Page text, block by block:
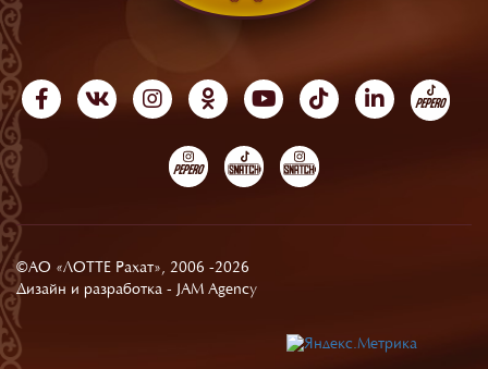
©АО «ЛОТТЕ Рахат», 2006 -2026
Дизайн и разработка - JAM Agency